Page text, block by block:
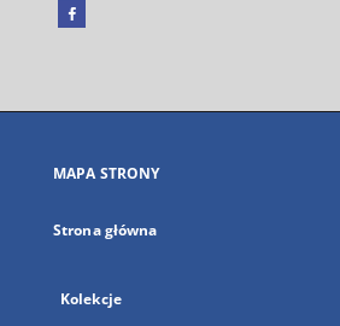
Facebook
się
karcie
MAPA STRONY
Strona główna
Kolekcje